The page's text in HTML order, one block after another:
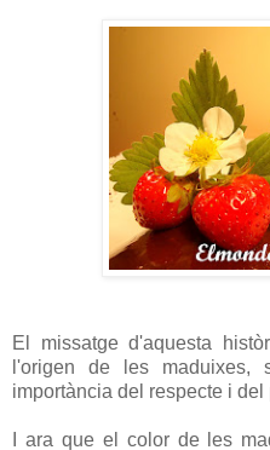
El missatge d'aquesta
l'origen de les maduixes,
importància del respecte i del
I ara que el color de les